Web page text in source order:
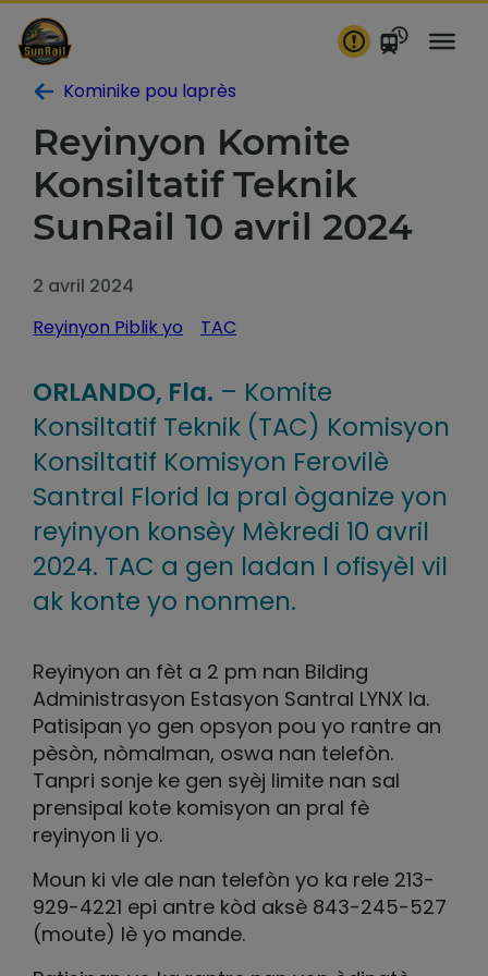
Ale
nan
kontni
Kominike pou laprès
Reyinyon Komite
Konsiltatif Teknik
SunRail 10 avril 2024
2 avril 2024
Reyinyon Piblik yo
TAC
ORLANDO, Fla. – Komite
Konsiltatif Teknik (TAC) Komisyon
Konsiltatif Komisyon Ferovilè
Santral Florid la pral òganize yon
reyinyon konsèy Mèkredi 10 avril
2024. TAC a gen ladan l ofisyèl vil
ak konte yo nonmen.
Reyinyon an fèt a 2 pm nan Bilding
Administrasyon Estasyon Santral LYNX la.
Patisipan yo gen opsyon pou yo rantre an
pèsòn, nòmalman, oswa nan telefòn.
Tanpri sonje ke gen syèj limite nan sal
prensipal kote komisyon an pral fè
reyinyon li yo.
Moun ki vle ale nan telefòn yo ka rele 213-
929-4221 epi antre kòd aksè 843-245-527
(moute) lè yo mande.